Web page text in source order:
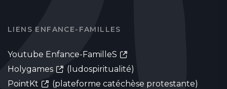
LIENS ENFANCE-FAMILLES
Youtube Enfance-FamilleS
Holygames
(ludospiritualité)
PointKt
(plateforme catéchèse protestante)